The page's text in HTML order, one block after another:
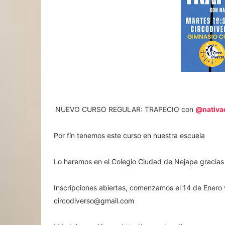
NUEVO CURSO REGULAR: TRAPECIO con
Por fín tenemos este curso en nuestra escuela
Lo haremos en el Colegio Ciudad de Nejapa
Inscripciones abiertas, comenzamos el 14 de
circodiverso@gmail.com